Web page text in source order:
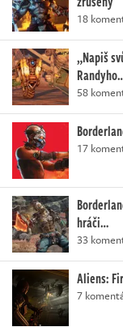
18
„Napiš
58
17
hráči…
33
Aliens:
7